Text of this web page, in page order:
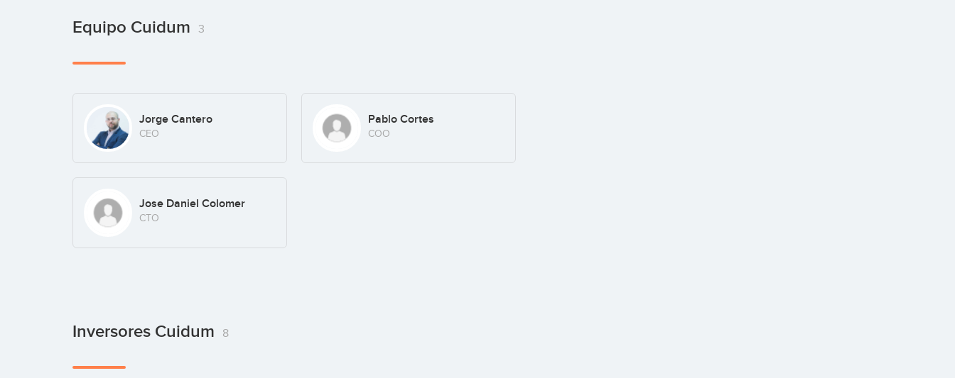
Equipo Cuidum 3
Jorge Cantero
CEO
Pablo Cortes
COO
Jose Daniel Colomer
CTO
Inversores Cuidum 8